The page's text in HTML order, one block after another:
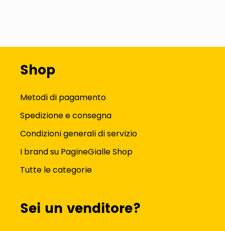
Shop
Metodi di pagamento
Spedizione e consegna
Condizioni generali di servizio
I brand su PagineGialle Shop
Tutte le categorie
Sei un venditore?